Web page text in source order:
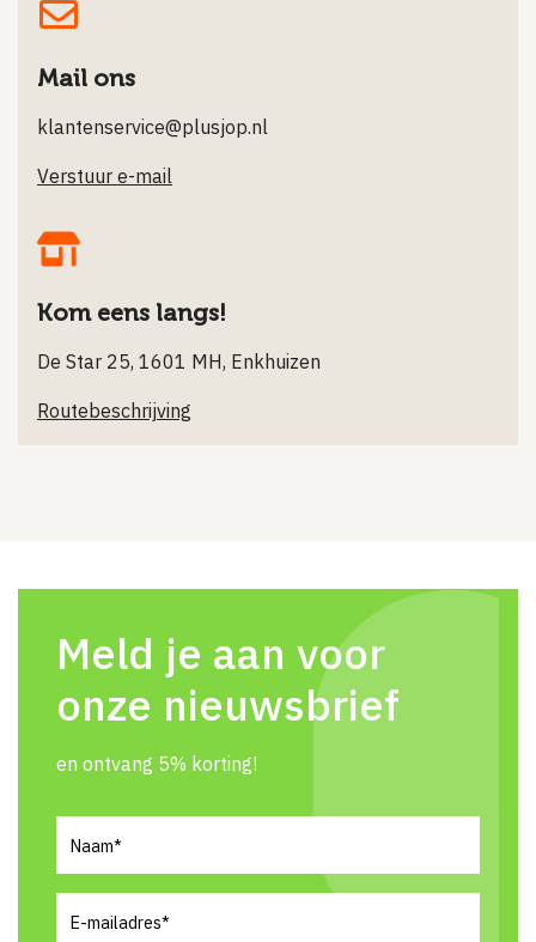
Mail ons
klantenservice@plusjop.nl
Verstuur e-mail
Kom eens langs!
De Star 25, 1601 MH, Enkhuizen
Routebeschrijving
Meld je aan voor
onze nieuwsbrief
en ontvang 5% korting!
mailadres(Vereist)